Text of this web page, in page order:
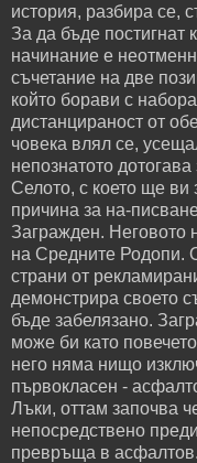
история, разбира се,
За да бъде постигнат
начинание е
съчетание на две
който борави с
дистанцираност от
човека влял се,
непознатото
Селото, с което ще ви
причина за на-
Загражден. Неговото
на Средните Родопи.
страни от
демонстрира своето
бъде забелязано.
може би като
него няма нищо
първокласен -
Лъки, оттам започва
непосредствено
превръща в